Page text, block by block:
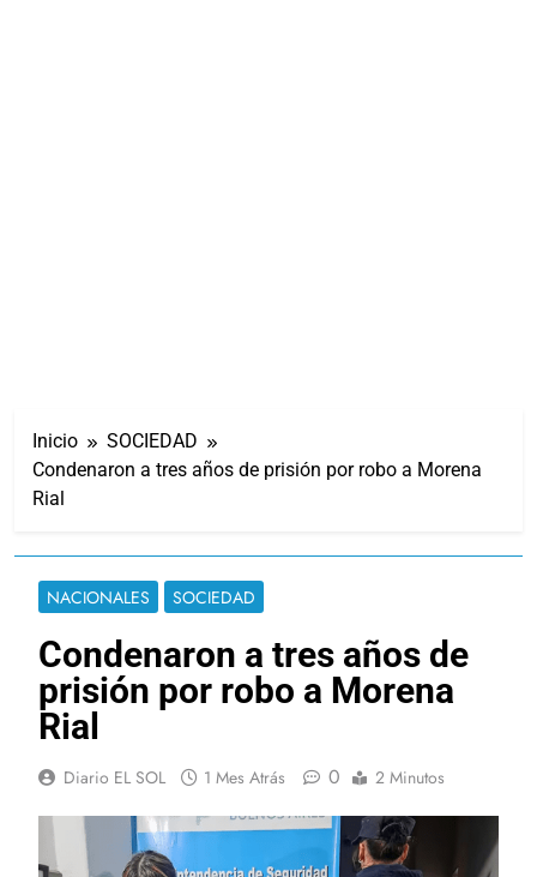
Inicio
SOCIEDAD
Condenaron a tres años de prisión por robo a Morena
Rial
NACIONALES SOCIEDAD
Condenaron a tres años de
prisión por robo a Morena
Rial
Diario EL SOL 1 Mes Atrás 0 2 Minutos